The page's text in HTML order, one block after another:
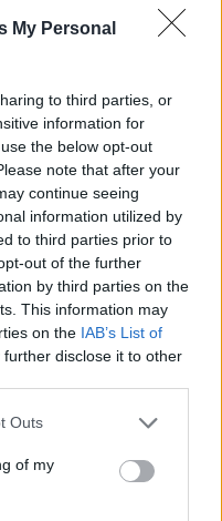
My Personal
to third parties, or
information for
the below opt-out
note that after your
continue seeing
information utilized by
to third parties prior to
out of the further
by third parties on the
This information may
on the IAB’s List of
further disclose it to other
one or more Google
You may click to
its third-party tags to
in below Google
Outs
of my